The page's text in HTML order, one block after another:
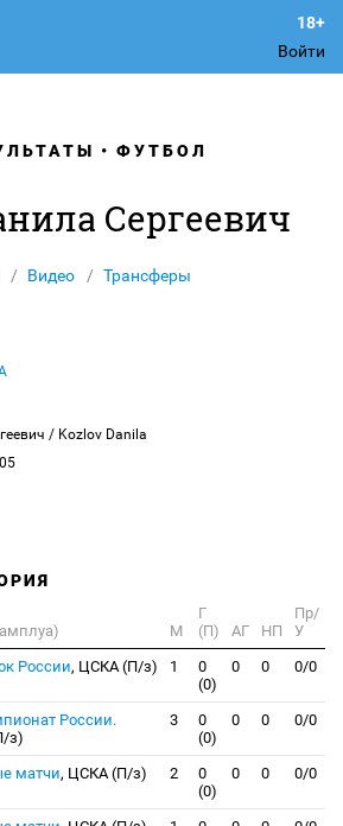
Войти
ФУТБОЛ
Сергеевич
Видео Трансферы
/ Kozlov Danila
М
Г
(П)
АГ НП
Пр/
У
России, ЦСКА (П/з) 1
0
(0)
0 0 0/0
России.
з)
3
0
(0)
0 0 0/0
матчи, ЦСКА (П/з) 2
0
(0)
0 0 0/0